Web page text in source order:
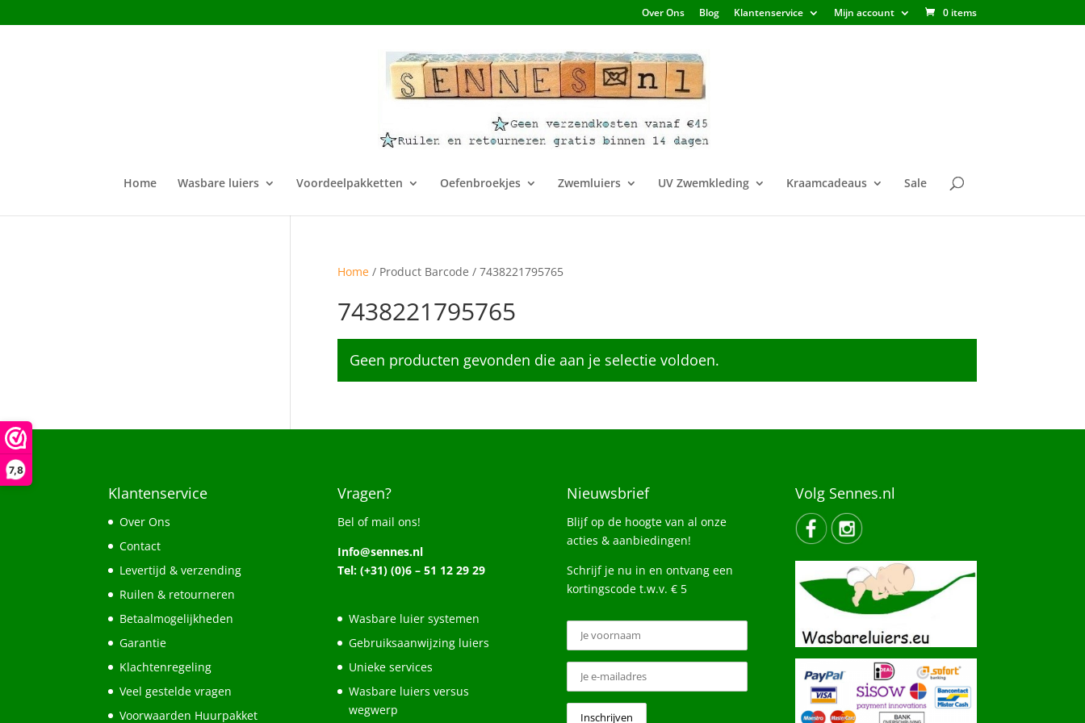
7,8
Over Ons Blog Klantenservice Mijn account 0 items
Home Wasbare luiers Voordeelpakketten Oefenbroekjes Zwemluiers UV Zwemkleding Kraamcadeaus Sale
Home/ Product Barcode / 7438221795765
7438221795765
Geen producten gevonden die aan je selectie voldoen.
Klantenservice
Over Ons
Contact
Levertijd & verzending
Ruilen & retourneren
Betaalmogelijkheden
Garantie
Klachtenregeling
Veel gestelde vragen
Voorwaarden Huurpakket
Vragen?
Bel of mail ons!
Info@sennes.nl
Tel: (+31) (0)6 – 51 12 29 29
Wasbare luier systemen
Gebruiksaanwijzing luiers
Unieke services
Wasbare luiers versus
wegwerp
Nieuwsbrief
Blijf op de hoogte van al onze
acties & aanbiedingen!
Schrijf je nu in en ontvang een
kortingscode t.w.v. € 5
Volg Sennes.nl